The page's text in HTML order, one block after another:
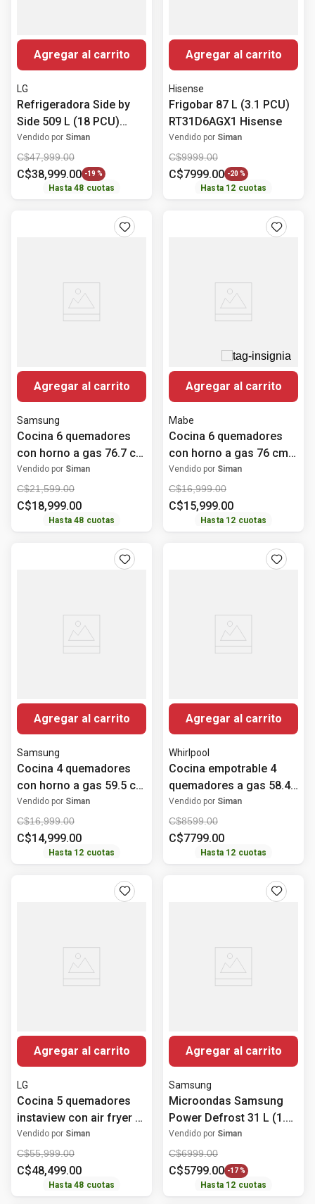
Agregar al carrito
LG
Refrigeradora Side by
Side 509 L (18 PCU)
Inverter GS51BPP LG
Vendido por Siman
C$47,999.00
C$38,999.00 -19 %
Hasta48 cuotas
Agregar al carrito
Hisense
Frigobar 87 L (3.1 PCU)
RT31D6AGX1 Hisense
Vendido por Siman
C$9999.00
C$7999.00 -20 %
Hasta 12 cuotas
Agregar al carrito
Samsung
Cocina 6 quemadores
con horno a gas 76.7 cm
(30") NX52D3000MV/AX
Samsung
Vendido por Siman
C$21,599.00
C$18,999.00
Hasta48 cuotas
Agregar al carrito
Mabe
Cocina 6 quemadores
con horno a gas 76 cm
(30") EM7659BFIX2
Mabe
Vendido por Siman
C$16,999.00
C$15,999.00
Hasta 12 cuotas
Agregar al carrito
Samsung
Cocina 4 quemadores
con horno a gas 59.5 cm
(24") NX24BG45411VAP
Samsung
Vendido por Siman
C$16,999.00
C$14,999.00
Hasta 12 cuotas
Agregar al carrito
Whirlpool
Cocina empotrable 4
quemadores a gas 58.4
cm (24") WP2420S
Whirlpool
Vendido por Siman
C$8599.00
C$7799.00
Hasta 12 cuotas
Agregar al carrito
LG
Cocina 5 quemadores
instaview con air fryer a
gas 75.8 cm (30")
LRGL5847S.FSTFGSS LG
Vendido por Siman
C$55,999.00
C$48,499.00
Hasta48 cuotas
Agregar al carrito
Samsung
Microondas Samsung
Power Defrost 31 L (1.1
PCU) MS32DG4504ATAX
Vendido por Siman
C$6999.00
C$5799.00 -17 %
Hasta 12 cuotas